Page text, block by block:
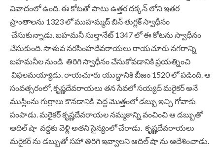
వివాదంలో ఉంది. ఈ కోటతో పాటు ఉత్తర దక్కన్ లోని ఇతర
ప్రాంతాలను 1323 లో ముహమ్మద్ బిన్ తుగ్లక్ స్వాధీనం
చేసుకున్నాడు. బహమనీ సుల్తానేట్ 1347 లో ఈ కోటను స్వాధీనం
చేసుకుంది. సాళువ నరసింహదేవరాయలు రాయచూరు నగరాన్ని
బహమనీల నుండి తిరిగి స్వాధీనం చేసుకోవడానికి ప్రయత్నించి
విఫలమయ్యాడు. రాయచూరు యుద్ధానికి బీజం 1520 లో పడింది. ఆ
సంవత్సరంలో, కృష్ణదేవరాయలు తన సేవలో సయ్యద్ మరైకర్ అనే
ముస్లింను గుర్రాలు కొనడానికి పెద్ద మొత్తంలో డబ్బు ఇచ్చి గోవాకు
పంపాడు. మరైకర్ కృష్ణదేవరాయల నమ్మకాన్ని వంచించి ఆ డబ్బుతో
ఆదిల్ షా వద్దకు వెళ్లి అతని సైన్యంలో చేరాడు. కృష్ణదేవరాయలు
మరైకర్ ను డబ్బుతో సహా తిరిగి ఇవ్వాలని ఆదిల్ షా ను ఆదేశించాడు.